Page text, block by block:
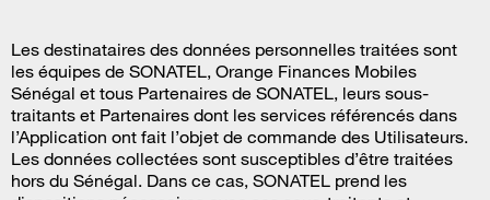
Les destinataires des données personnelles traitées sont
les équipes de SONATEL, Orange Finances Mobiles
Sénégal et tous Partenaires de SONATEL, leurs sous-
traitants et Partenaires dont les services référencés dans
l’Application ont fait l’objet de commande des Utilisateurs.
Les données collectées sont susceptibles d’être traitées
hors du Sénégal. Dans ce cas, SONATEL prend les